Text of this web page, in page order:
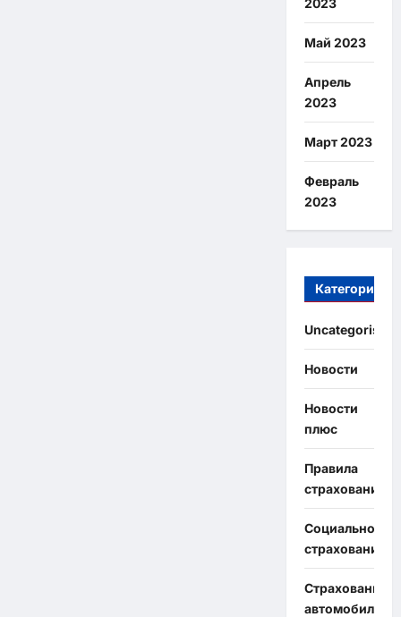
2023
Май 2023
Апрель
2023
Март 2023
Февраль
2023
Категории
Uncategorised
Новости
Новости
плюс
Правила
страхования
Социальное
страхование
Страхование
автомобиля